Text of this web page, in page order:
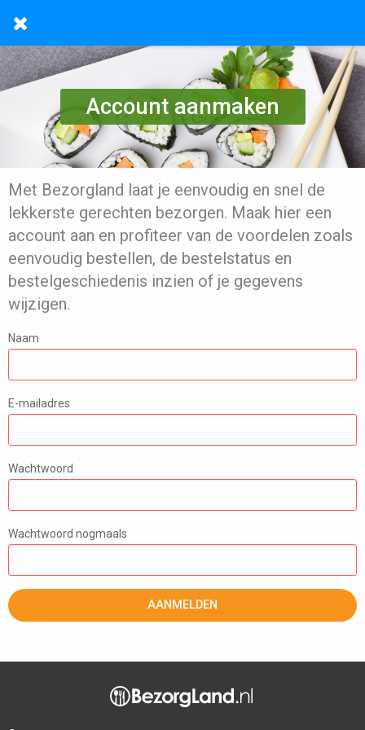
Account aanmaken
Met Bezorgland laat je eenvoudig en snel de
lekkerste gerechten bezorgen. Maak hier een
account aan en profiteer van de voordelen zoals
eenvoudig bestellen, de bestelstatus en
bestelgeschiedenis inzien of je gegevens
wijzigen.
Naam
E-mailadres
Wachtwoord
Wachtwoord nogmaals
AANMELDEN